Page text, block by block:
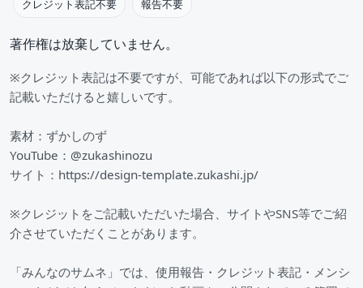
クレジット表記不要 報告不要
著作権は放棄していません。
※クレジット表記は不要ですが、可能であれば以下の形式でご
記載いただけると嬉しいです。
素材：ずかしのず
YouTube：@zukashinozu
サイト：https://design-template.zukashi.jp/
※クレジットをご記載いただいた場合、サイトやSNS等でご紹
介させていただくことがあります。
「みんなのサムネ」では、使用報告・クレジット表記・メンシ